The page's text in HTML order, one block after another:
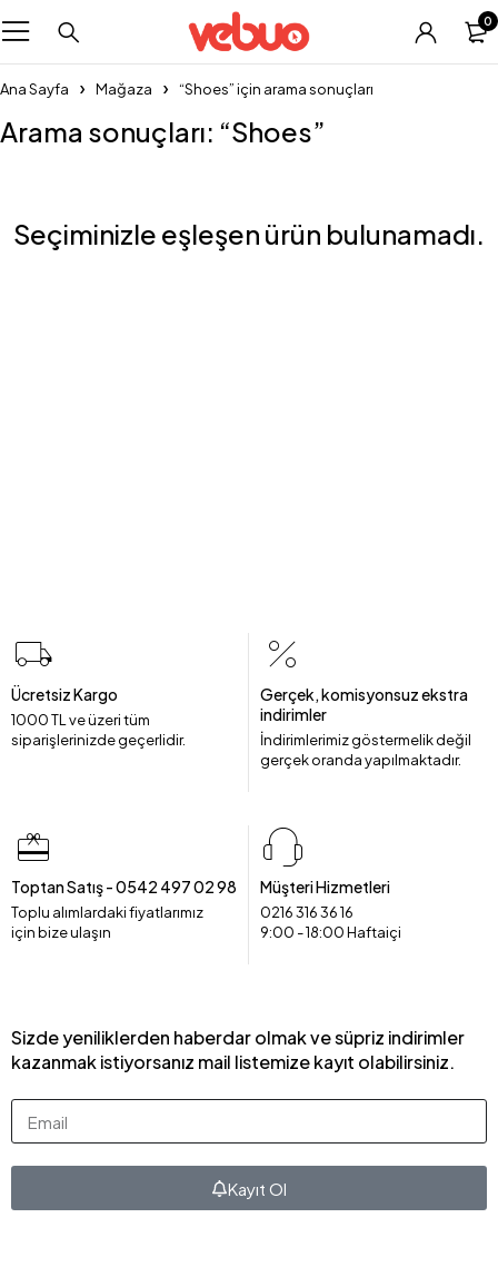
0
Ana Sayfa Mağaza “Shoes” için arama sonuçları
Arama sonuçları: “Shoes”
Seçiminizle eşleşen ürün bulunamadı.
Ücretsiz Kargo
1000 TL ve üzeri tüm
siparişlerinizde geçerlidir.
Gerçek, komisyonsuz ekstra
indirimler
İndirimlerimiz göstermelik değil
gerçek oranda yapılmaktadır.
Toptan Satış - 0542 497 02 98
Toplu alımlardaki fiyatlarımız
için bize ulaşın
Müşteri Hizmetleri
0216 316 36 16
9:00 - 18:00 Haftaiçi
Sizde yeniliklerden haberdar olmak ve süpriz indirimler
kazanmak istiyorsanız mail listemize kayıt olabilirsiniz.
Kayıt Ol